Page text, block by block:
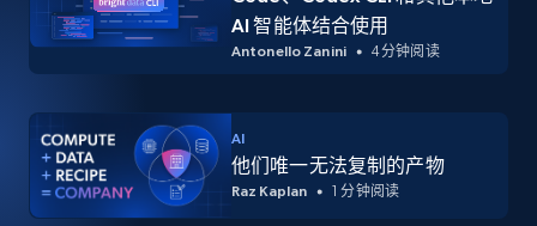
AI 智能体结合使用
Antonello Zanini 4 分钟阅读
AI
他们唯一无法复制的产物
Raz Kaplan 1 分钟阅读